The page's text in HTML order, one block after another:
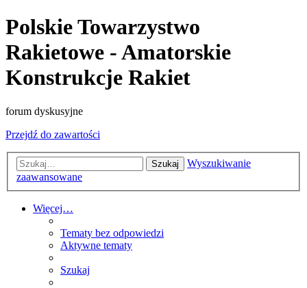
Polskie Towarzystwo
Rakietowe - Amatorskie
Konstrukcje Rakiet
forum dyskusyjne
Przejdź do zawartości
Szukaj
Wyszukiwanie
zaawansowane
Więcej…
Tematy bez odpowiedzi
Aktywne tematy
Szukaj